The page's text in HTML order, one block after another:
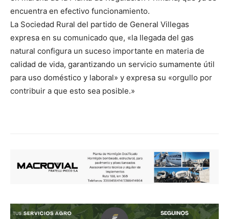
encuentra en efectivo funcionamiento.
La Sociedad Rural del partido de General Villegas
expresa en su comunicado que, «la llegada del gas
natural configura un suceso importante en materia de
calidad de vida, garantizando un servicio sumamente útil
para uso doméstico y laboral» y expresa su «orgullo por
contribuir a que esto sea posible.»